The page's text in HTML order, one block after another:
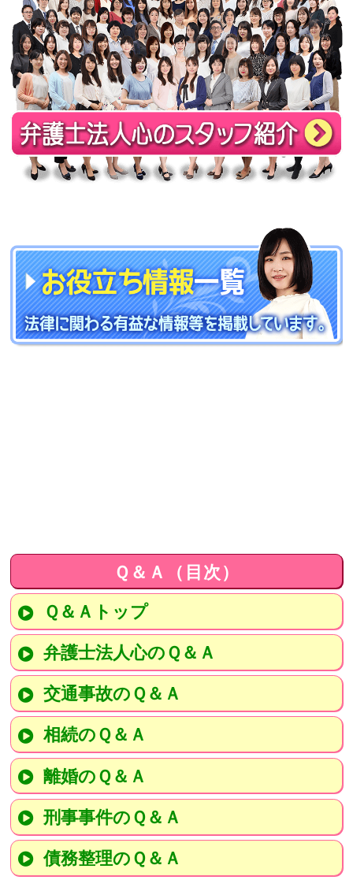
Ｑ＆Ａ（目次）
Ｑ＆Ａトップ
弁護士法人心のＱ＆Ａ
交通事故のＱ＆Ａ
相続のＱ＆Ａ
離婚のＱ＆Ａ
刑事事件のＱ＆Ａ
債務整理のＱ＆Ａ